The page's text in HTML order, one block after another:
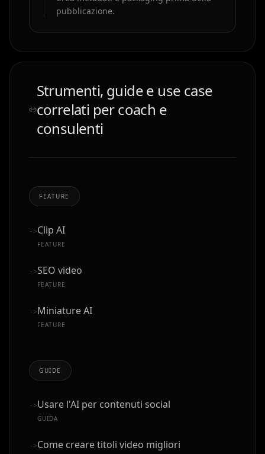
pubblicazione.
Strumenti, guide e use case
correlati per coach e
consulenti
FEATURE
->Clip AI
FEATURE
->SEO video
FEATURE
->Miniature AI
FEATURE
GUIDE
->Usare l'AI per contenuti social
GUIDA
->Come creare titoli video migliori